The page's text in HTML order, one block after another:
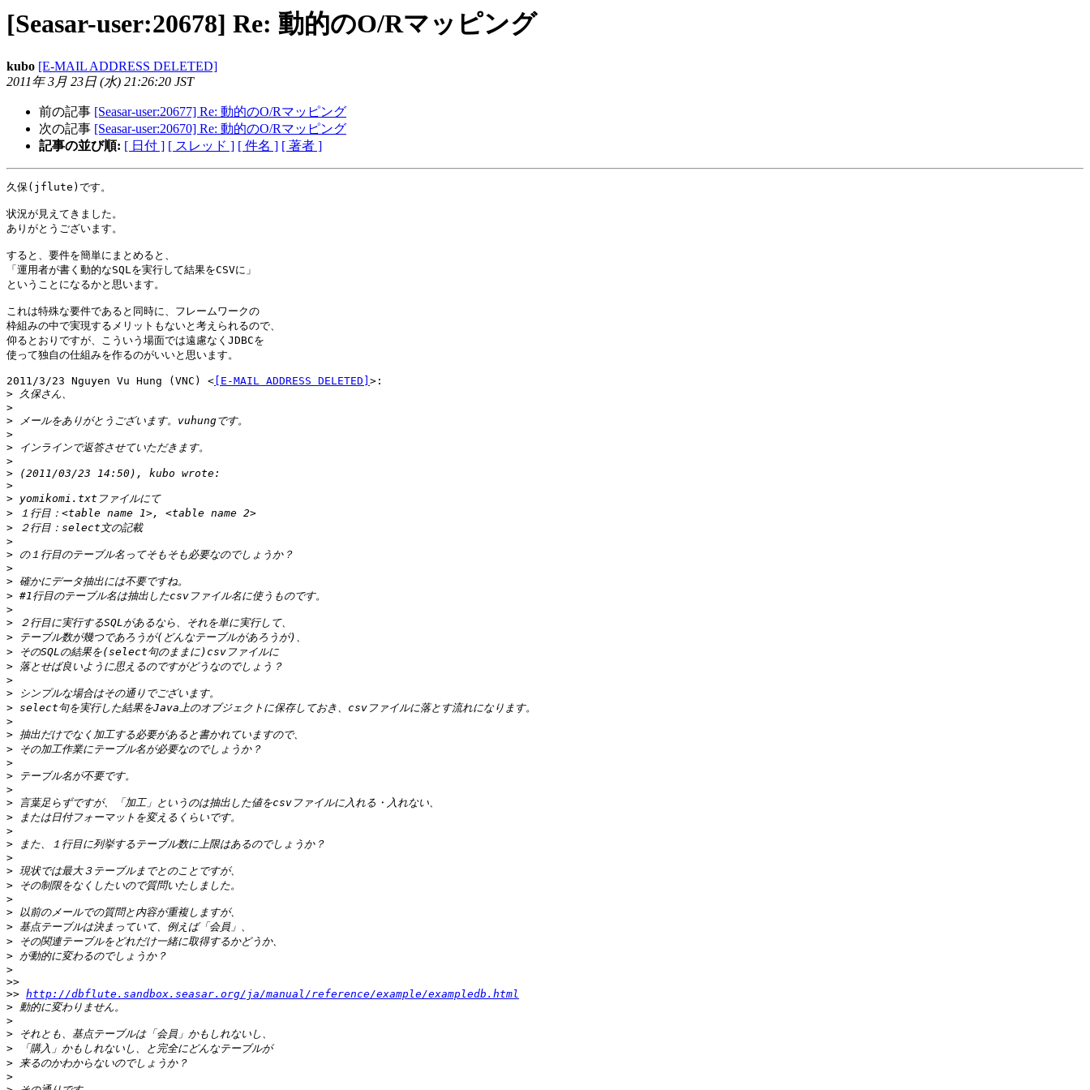
[Seasar-user:20678] Re: 動的のO/Rマッピング
kubo [E-MAIL ADDRESS DELETED]
2011年 3月 23日 (水) 21:26:20 JST
前の記事 [Seasar-user:20677] Re: 動的のO/Rマッピング
次の記事 [Seasar-user:20670] Re: 動的のO/Rマッピング
記事の並び順: [ 日付 ] [ スレッド ] [ 件名 ] [ 著者 ]
久保(jflute)です。
状況が見えてきました。
ありがとうございます。
すると、要件を簡単にまとめると、
「運用者が書く動的なSQLを実行して結果をCSVに」
ということになるかと思います。
これは特殊な要件であると同時に、フレームワークの
枠組みの中で実現するメリットもないと考えられるので、
仰るとおりですが、こういう場面では遠慮なくJDBCを
使って独自の仕組みを作るのがいいと思います。
2011/3/23 Nguyen Vu Hung (VNC) < [E-MAIL ADDRESS DELETED] >:
>
>
>
>
>
>
>
>
>
>
>
>
>
>
>
>
>
>
>
>
>
>
>
>
>
>
>
>
>
>
>
>
>
>
>
>
>
>
>
>
>
>
>
>>
>> http://dbflute.sandbox.seasar.org/ja/manual/reference/example/exampledb.html
>
>
>
>
>
>